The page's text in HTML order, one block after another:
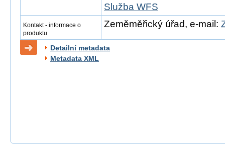
Služba WFS
Kontakt - informace o
produktu
Zeměměřický úřad, e-mail:
Detailní metadata
Metadata XML